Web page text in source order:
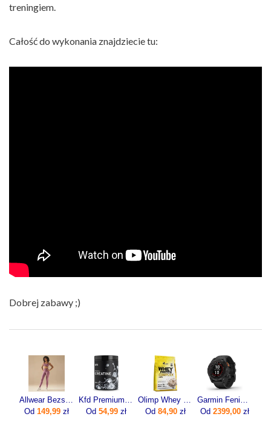
treningiem.
Całość do wykonania znajdziecie tu:
Dobrej zabawy ;)
Allwear Bezszwowe Legginsy Basic Dusty Rose 1Szt.
Od 149,99 zł
Kfd Premium Creatine 500g
Od 54,99zł
Olimp Whey Protein Complex 100% 700g
Od 84,90zł
Garmin Fenix 7 Pro Solar Szaro-czarny (0100277701)
Od 2399,00zł